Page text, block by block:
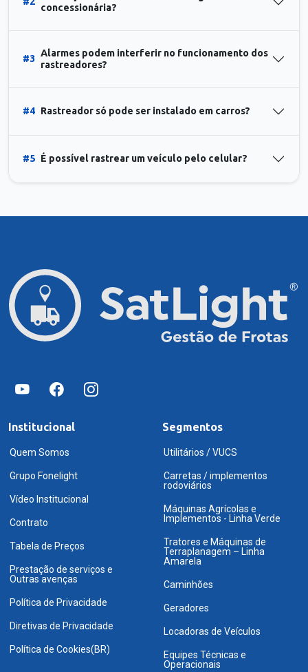
concessionária?
#3
Alarmes podem interferir no funcionamento dos
rastreadores?
#4 Rastreador só pode ser instalado em carros?
#5 É possível rastrear um veículo pelo celular?
Institucional
Quem Somos
Grupo Fonelight
Vídeo Institucional
Contrato
Tabela de Preços
Prestação de serviços e
Outras avenças
Política de Privacidade
Diretivas de Privacidade
Política de Cookies(BR)
Segmentos
Utilitários / VUCS
Carretas / implementos
rodoviários
Máquinas Agrícolas e
Implementos - Linha Verde
Tratores e Máquinas de
Terraplanagem – Linha
Amarela
Caminhões
Geradores
Locadoras de Veículos
Equipes Técnicas e
Operacionais